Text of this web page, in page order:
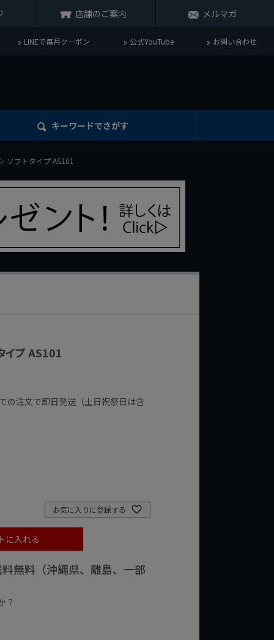
店舗のご案内 メルマガ
LINEで毎月クーポン 公式YouTube お問い合わせ
キーワードでさがす
ソフトタイプ AS101
イプ AS101
の注文で即日発送（土日祝祭日は含
お気に入りに登録する
に入れる
無料（沖縄県、離島、一部
？